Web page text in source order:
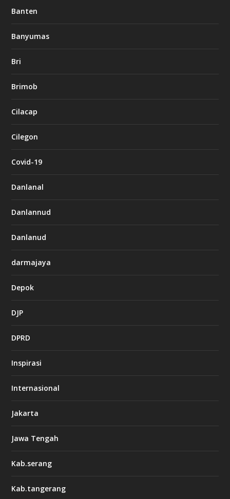
Banten
Banyumas
Bri
Brimob
Cilacap
Cilegon
Covid-19
Danlanal
Danlannud
Danlanud
darmajaya
Depok
DJP
DPRD
Inspirasi
Internasional
Jakarta
Jawa Tengah
Kab.serang
Kab.tangerang